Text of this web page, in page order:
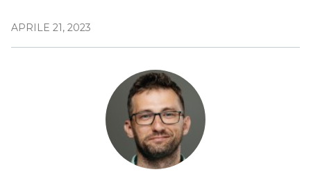
APRILE 21, 2023